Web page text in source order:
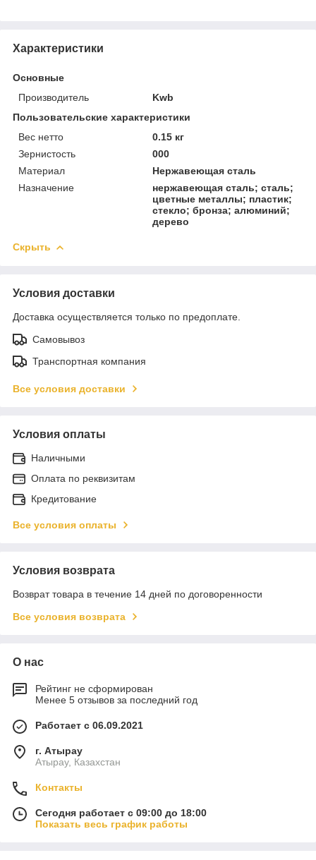
Характеристики
Основные
Производитель
Kwb
Пользовательские характеристики
Вес нетто
0.15 кг
Зернистость
000
Материал
Нержавеющая сталь
Назначение
нержавеющая сталь; сталь;
цветные металлы; пластик;
стекло; бронза; алюминий;
дерево
Скрыть
Условия доставки
Доставка осуществляется только по предоплате.
Самовывоз
Транспортная компания
Все условия доставки
Условия оплаты
Наличными
Оплата по реквизитам
Кредитование
Все условия оплаты
Условия возврата
Возврат товара в течение 14 дней по договоренности
Все условия возврата
О нас
Рейтинг не сформирован
Менее 5 отзывов за последний год
Работает с 06.09.2021
г. Атырау
Атырау, Казахстан
Контакты
Сегодня работает с 09:00 до 18:00
Показать весь график работы